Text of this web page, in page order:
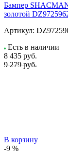
Бампер SHACMAN
золотой
Артикул:
Есть в наличии
8 435 руб.
9 279 руб.
В корзину
-9 %